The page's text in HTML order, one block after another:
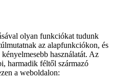
olyan funkciókat tudunk
az alapfunkciókon, és
használatát. Az
harmadik féltől származó
a weboldalon: